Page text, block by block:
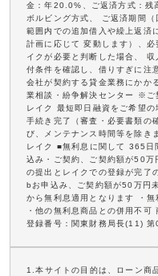
金：年20.0%、ご返済方式：残
ボルビング方式、 ご返済期間
範囲内での追加借入や繰上返済
計画に応じて 変動します）、
イクが必要と判断した場合、
付条件を確認し、借りすぎに
会社が契約する貸金業務にか
業相談・紛争解決センター ※ご
レイク 最短即日融資をご希望
手続き完了（審査・必要書類の
び、メンテナンス時間等を除き
レイク ■無利息に関して 365
込み・ご契約、ご契約額が50
の提出とレイクでの登録が完
bお申込み、ご契約額が50万円
から無利息適用となります ・
・他の無利息商品との併用不
登録番号：関東財務局長(11)
1.本サイトの目的は、ローン商